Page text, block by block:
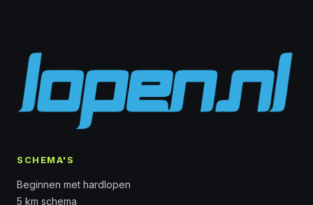
SCHEMA'S
Beginnen met hardlopen
5 km schema